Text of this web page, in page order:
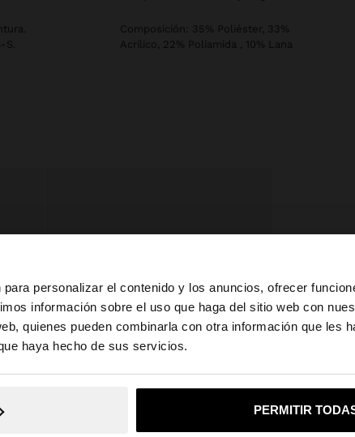
personalizar el contenido y los anuncios, ofrecer
información sobre el uso que haga del sitio web con
quienes pueden combinarla con otra información que les
haya hecho de sus servicios.
PERMITIR
España. ¿Quieres ir a la web de United States?
No, continuar en la web de España Sí, llévame a
Composición: 35% Poliéster, 33%
Acrílico, 22% Poliamida , 10% Lana